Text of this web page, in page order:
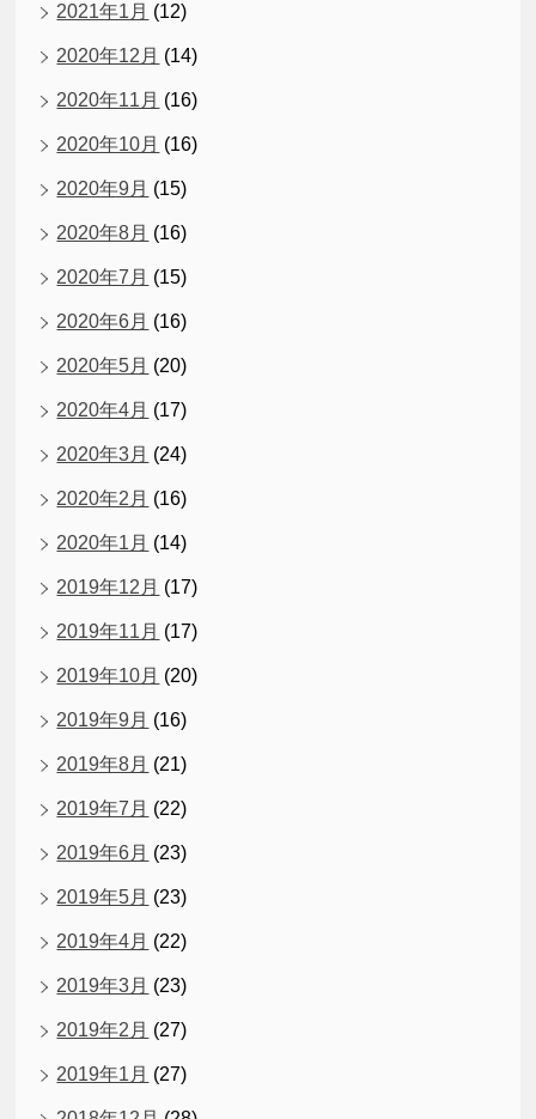
2021年1月 (12)
2020年12月 (14)
2020年11月 (16)
2020年10月 (16)
2020年9月 (15)
2020年8月 (16)
2020年7月 (15)
2020年6月 (16)
2020年5月 (20)
2020年4月 (17)
2020年3月 (24)
2020年2月 (16)
2020年1月 (14)
2019年12月 (17)
2019年11月 (17)
2019年10月 (20)
2019年9月 (16)
2019年8月 (21)
2019年7月 (22)
2019年6月 (23)
2019年5月 (23)
2019年4月 (22)
2019年3月 (23)
2019年2月 (27)
2019年1月 (27)